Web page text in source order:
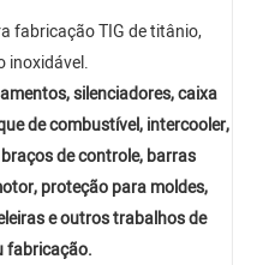
fabricação TIG de titânio,
inoxidável.
silenciadores, caixa
de combustível, intercooler,
de controle, barras
proteção para moldes,
e outros trabalhos de
fabricação.